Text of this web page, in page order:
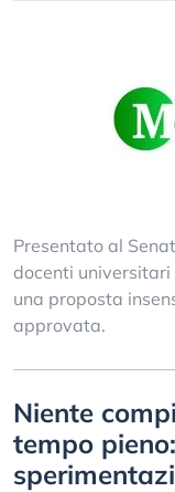
Presentato al
docenti universitari
una proposta
approvata.
Niente
tempo